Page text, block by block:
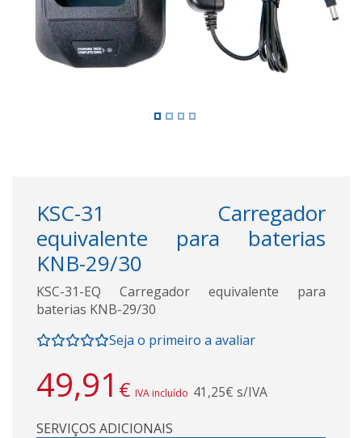
KSC-31 Carregador
equivalente para baterias
KNB-29/30
KSC-31-EQ Carregador equivalente para
baterias KNB-29/30
Seja o primeiro a avaliar
49,91 € IVA incluído 41,25€ s/IVA
SERVIÇOS ADICIONAIS